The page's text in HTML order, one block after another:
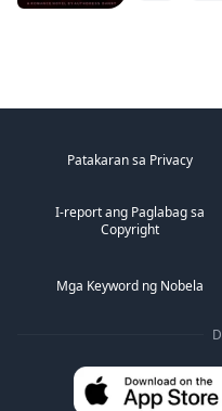
"Hindi ko
ideya kung
Hindi
ni...
Patakaran sa Privacy
I-report ang Paglabag sa
Copyright
Mga Keyword ng Nobela